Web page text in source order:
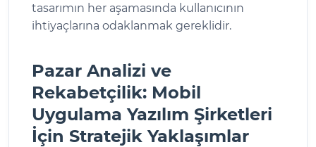
tasarımın her aşamasında kullanıcının
ihtiyaçlarına odaklanmak gereklidir.
Pazar Analizi ve
Rekabetçilik: Mobil
Uygulama Yazılım Şirketleri
İçin Stratejik Yaklaşımlar